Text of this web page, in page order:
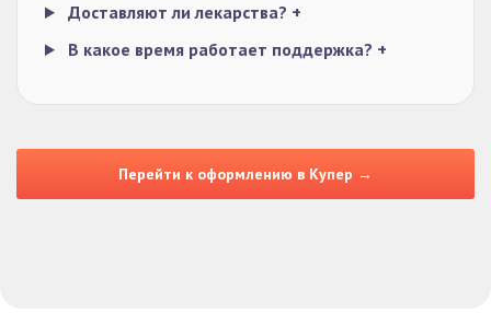
Доставляют ли лекарства? +
В какое время работает поддержка? +
Перейти к оформлению в Купер →